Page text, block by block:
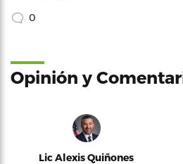
0
Opinión y
Lic Alexis Quiñones